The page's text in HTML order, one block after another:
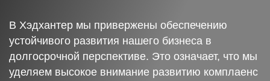
В Хэдхантер мы привержены обеспечению
устойчивого развития нашего бизнеса в
долгосрочной перспективе. Это означает, что мы
уделяем высокое внимание развитию комплаенс